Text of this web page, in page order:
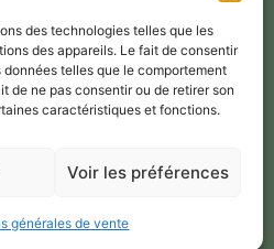
des technologies telles que les
des appareils. Le fait de consentir
telles que le comportement
de ne pas consentir ou de retirer son
caractéristiques et fonctions.
Voir les préférences
générales de vente